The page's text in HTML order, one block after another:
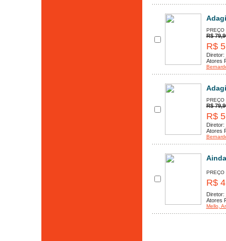
PREÇO
R$
R$
Diretor:
Atores
PREÇO
R$
R$
Diretor:
Atores
PREÇO
R$
Diretor:
Atores
Mello,